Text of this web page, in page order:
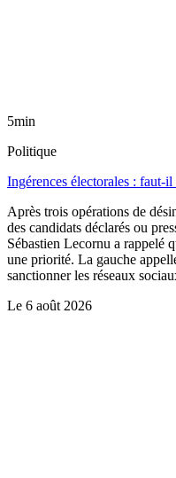
5min
Politique
Ingérences électorales : faut-
Après trois opérations de
des candidats déclarés ou
Sébastien Lecornu a rappelé
une priorité. La gauche
sanctionner les réseaux
Le 6 août 2026